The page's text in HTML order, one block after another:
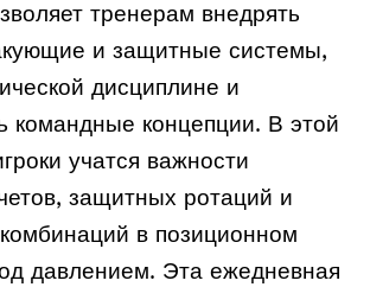
тренерам внедрять
и защитные системы,
дисциплине и
командные концепции. В этой
учатся важности
защитных ротаций и
в позиционном
давлением. Эта ежедневная